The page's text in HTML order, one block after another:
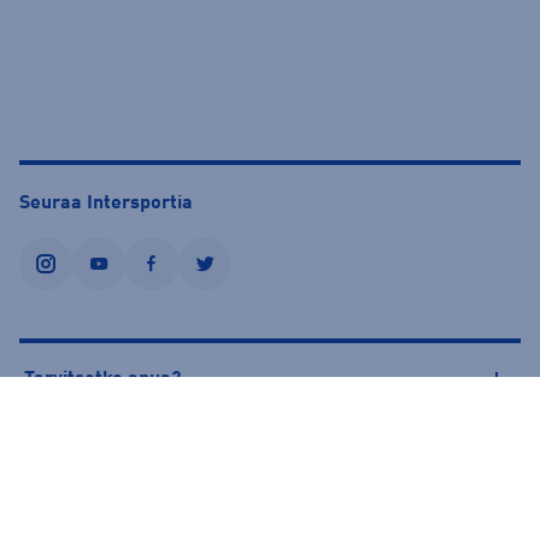
Seuraa Intersportia
instagramyoutubefacebooktwitter
Tarvitsetko apua?